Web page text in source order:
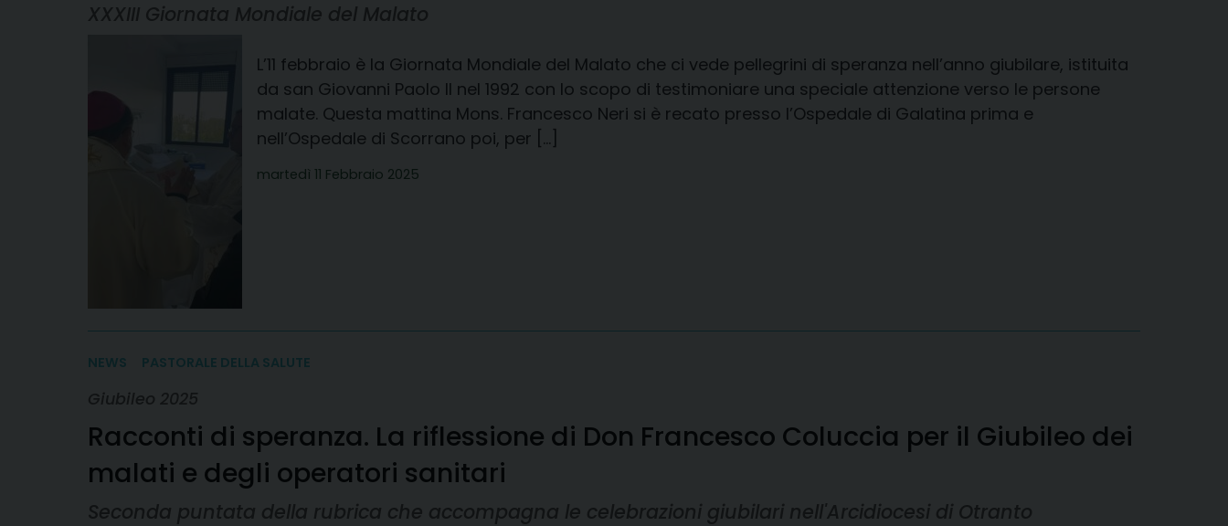
XXXIII Giornata Mondiale del Malato
L’11 febbraio è la Giornata Mondiale del Malato che ci vede pellegrini di speranza nell’anno giubilare, istituita
da san Giovanni Paolo II nel 1992 con lo scopo di testimoniare una speciale attenzione verso le persone
malate. Questa mattina Mons. Francesco Neri si è recato presso l’Ospedale di Galatina prima e
nell’Ospedale di Scorrano poi, per […]
martedì 11 Febbraio 2025
NEWS PASTORALE DELLA SALUTE
Giubileo 2025
Racconti di speranza. La riflessione di Don Francesco Coluccia per il Giubileo dei
malati e degli operatori sanitari
Seconda puntata della rubrica che accompagna le celebrazioni giubilari nell'Arcidiocesi di Otranto